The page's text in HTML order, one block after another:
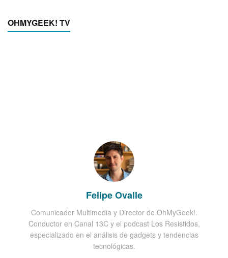
OHMYGEEK! TV
Felipe Ovalle
Comunicador Multimedia y Director de OhMyGeek!.
Conductor en Canal 13C y el podcast Los Resistidos,
especializado en el análisis de gadgets y tendencias
tecnológicas.